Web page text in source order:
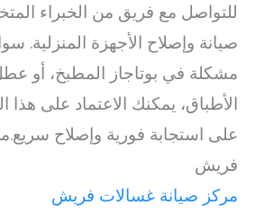
للتواصل مع فريق من الخبراء
صيانة وإصلاح الأجهزة المنزلية.
مشكلة في بوتاجاز المطبخ، أو
الأطباق، يمكنك الاعتماد على
على استجابة فورية وإصلاح
فريش
مركز صيانة غسالات فريش